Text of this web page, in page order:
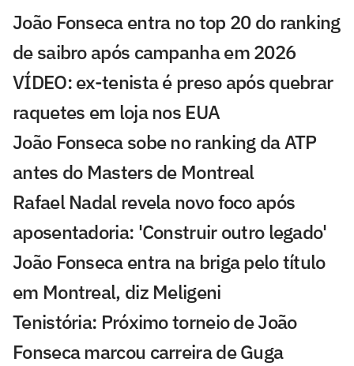
João Fonseca entra no top 20 do ranking
de saibro após campanha em 2026
VÍDEO: ex-tenista é preso após quebrar
raquetes em loja nos EUA
João Fonseca sobe no ranking da ATP
antes do Masters de Montreal
Rafael Nadal revela novo foco após
aposentadoria: 'Construir outro legado'
João Fonseca entra na briga pelo título
em Montreal, diz Meligeni
Tenistória: Próximo torneio de João
Fonseca marcou carreira de Guga